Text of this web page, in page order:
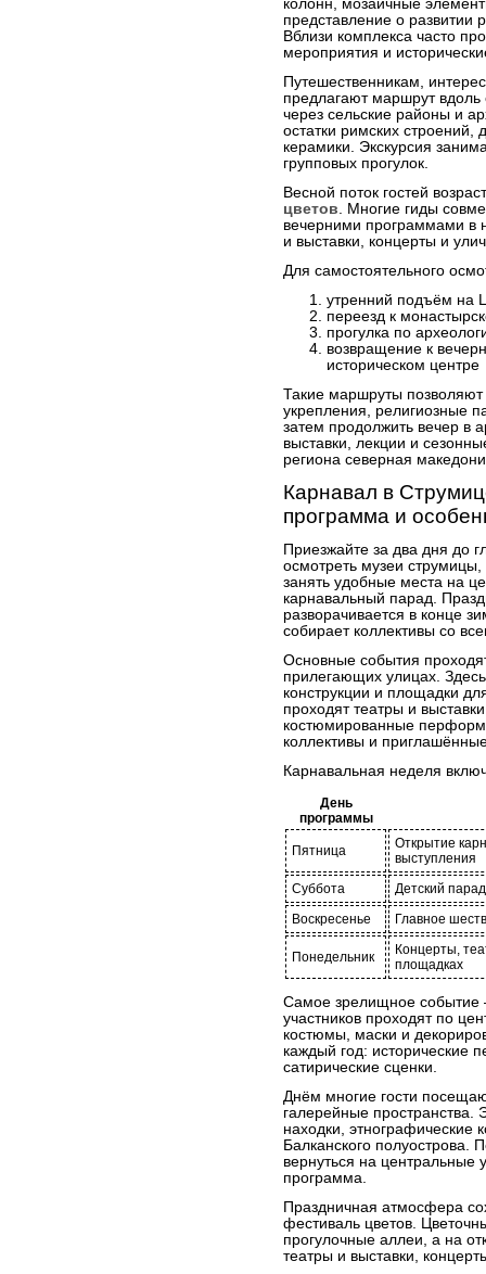
колонн, мозаичные
представление о развитии
Вблизи комплекса часто
мероприятия и
Путешественникам,
предлагают маршрут вдоль
через сельские районы и
остатки римских
керамики. Экскурсия
групповых прогулок.
Весной поток гостей
цветов. Многие гиды
вечерними программами в
и выставки, концерты и
Для самостоятельного
утренний подъём на
переезд к
прогулка по
возвращение к
историческом центре
Такие маршруты позволяют
укрепления, религиозные
затем продолжить вечер в
выставки, лекции и
региона северная
Карнавал в
программа и
Приезжайте за два дня до
осмотреть музеи
занять удобные места на
карнавальный парад.
разворачивается в конце
собирает коллективы со
Основные события
прилегающих улицах.
конструкции и площадки
проходят театры и
костюмированные
коллективы и
Карнавальная неделя
День
программы
Пятница
Открытие
выступления
Суббота
Детский
Воскресенье
Главное
Понедельник
Концерты,
площадках
Самое зрелищное событие
участников проходят по
костюмы, маски и
каждый год: исторические
сатирические сценки.
Днём многие гости
галерейные пространства.
находки, этнографические
Балканского полуострова.
вернуться на центральные
программа.
Праздничная атмосфера
фестиваль цветов.
прогулочные аллеи, а на
театры и выставки,